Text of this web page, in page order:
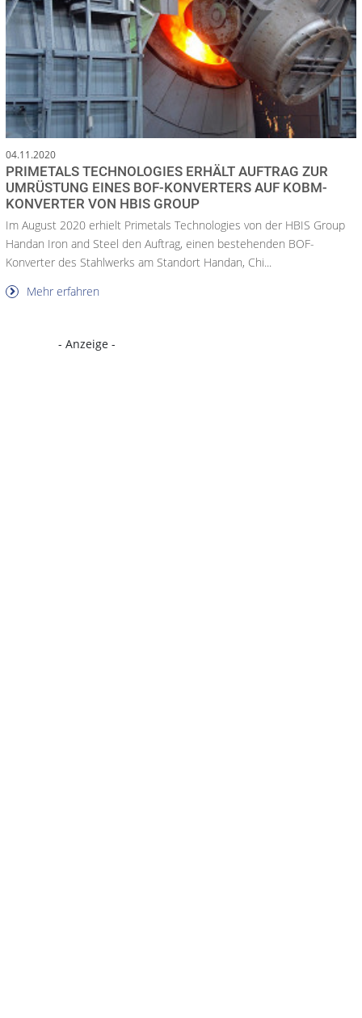
04.11.2020
PRIMETALS TECHNOLOGIES ERHÄLT AUFTRAG ZUR
UMRÜSTUNG EINES BOF-KONVERTERS AUF KOBM-
KONVERTER VON HBIS GROUP
Im August 2020 erhielt Primetals Technologies von der HBIS Group
Handan Iron and Steel den Auftrag, einen bestehenden BOF-
Konverter des Stahlwerks am Standort Handan, Chi...
Mehr erfahren
- Anzeige -